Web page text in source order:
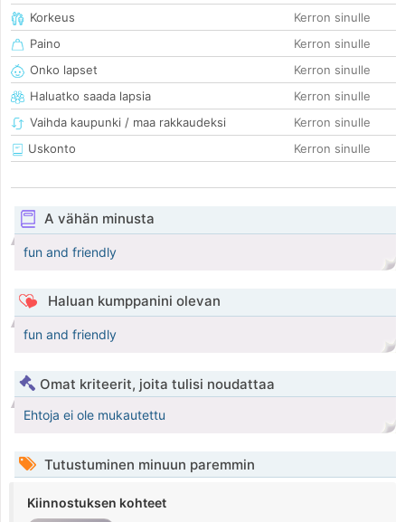
Korkeus
Kerron sinulle
Paino
Kerron sinulle
Onko lapset
Kerron sinulle
Haluatko saada lapsia
Kerron sinulle
Vaihda kaupunki / maa rakkaudeksi
Kerron sinulle
Uskonto
Kerron sinulle
A vähän minusta
fun and friendly
Haluan kumppanini olevan
fun and friendly
Omat kriteerit, joita tulisi noudattaa
Ehtoja ei ole mukautettu
Tutustuminen minuun paremmin
Kiinnostuksen kohteet